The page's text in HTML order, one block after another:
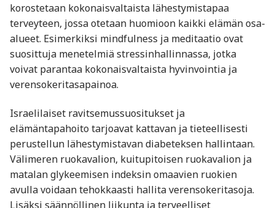
korostetaan kokonaisvaltaista lähestymistapaa
terveyteen, jossa otetaan huomioon kaikki elämän osa-
alueet. Esimerkiksi mindfulness ja meditaatio ovat
suosittuja menetelmiä stressinhallinnassa, jotka
voivat parantaa kokonaisvaltaista hyvinvointia ja
verensokeritasapainoa.
Israelilaiset ravitsemussuositukset ja
elämäntapahoito tarjoavat kattavan ja tieteellisesti
perustellun lähestymistavan diabeteksen hallintaan.
Välimeren ruokavalion, kuitupitoisen ruokavalion ja
matalan glykeemisen indeksin omaavien ruokien
avulla voidaan tehokkaasti hallita verensokeritasoja.
Lisäksi säännöllinen liikunta ja terveelliset